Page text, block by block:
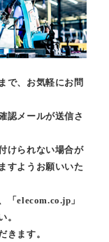
で、お気軽にお問
認メールが送信さ
けられない場合が
すようお願いいた
「elecom.co.jp」
。
きます。